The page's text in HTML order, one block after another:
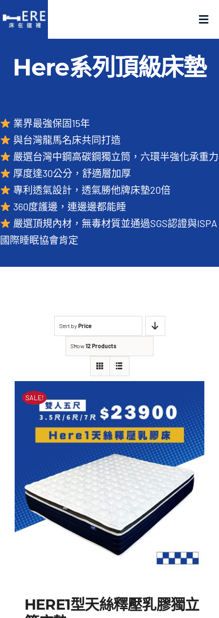
to
認識床在這裡
門市在這裡
名人推薦
好評推薦
品質嚴選
常見QA
Here系列頂級床墊
業界最強保固15年
與台灣龍馬名床共同打造
嚴選台灣中鋼高碳鋼獨立筒，六環半強化承重力
厚度達30公分，舒適層加厚
專利透氣設計，透氣勝他牌床墊20倍
360度護邊，連邊邊都能睡
嚴選頂規內材，無毒材質並通過SGS認證與ISPA
國際睡眠協會肯定
Sort by Price
Show12 Products
SALE!
HERE1型天絲釋壓乳膠獨立